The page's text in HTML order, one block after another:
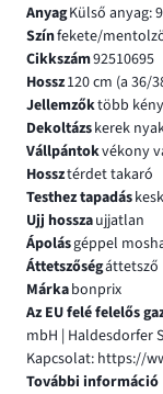
AnyagKülső anyag:
Színfekete/
Cikkszám92510695
Hossz120 cm (a 36/
Jellemzőktöbb
Dekoltázskerek
Vállpántokvékony
Hossztérdet takaró
Testhez tapadás
Ujj hosszaujjatlan
Ápolásgéppel
Áttetszőségáttetsző
Márkabonprix
Az EU felé felelős
mbH | Haldesdorfer
Kapcsolat: https://
További információ